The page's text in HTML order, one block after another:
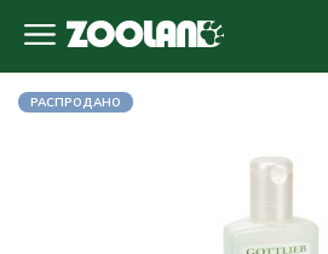
РАСПРОДАНО